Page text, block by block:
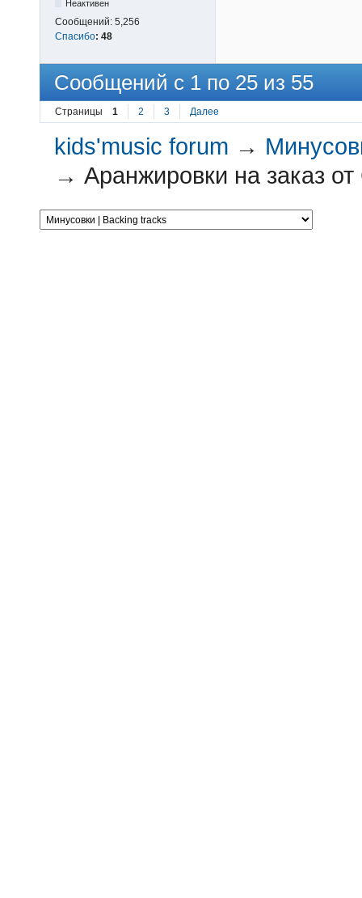
Неактивен
Сообщений: 5,256
Спасибо: 48
Сообщений с 1 по 25 из 55
Страницы 1 2 3 Далее
kids'music forum →
→Аранжировки на заказ